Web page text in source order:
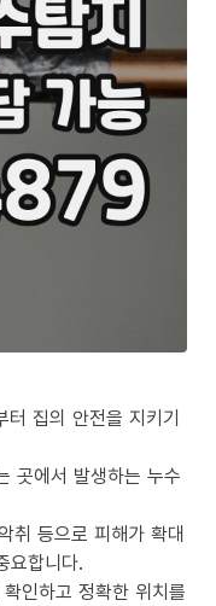
터 집의 안전을 지키기
곳에서 발생하는 누수
취 등으로 피해가 확대
요합니다.
인하고 정확한 위치를